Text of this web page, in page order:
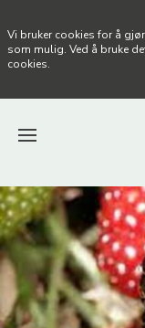
FORSIDEN
NYHETER
ARTIKLER
Vi bruker cookies for å
som mulig. Ved å bruke
cookies.